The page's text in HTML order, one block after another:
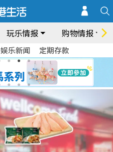
玩乐情报 购物情报
娱乐新闻 定期存款